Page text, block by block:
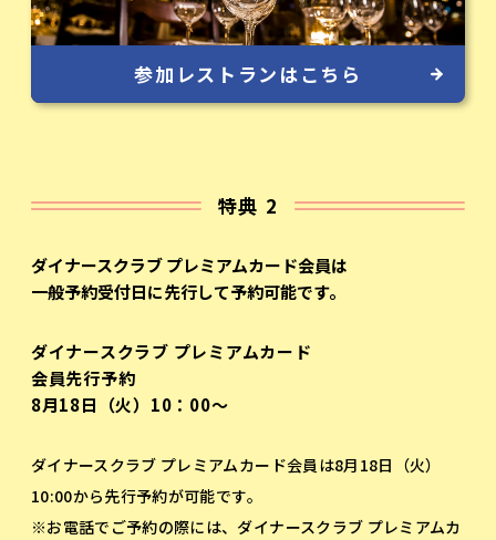
参加レストランはこちら
特典 2
ダイナースクラブ プレミアムカード会員は
一般予約受付日に先行して予約可能です。
ダイナースクラブ プレミアムカード
会員先行予約
8月18日（火）10：00～
ダイナースクラブ プレミアムカード会員は8月18日（火）
10:00から先行予約が可能です。
※お電話でご予約の際には、ダイナースクラブ プレミアムカ